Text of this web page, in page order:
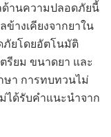
ด้านความปลอดภัยนี้
างเคียงจากยาใน
ยโดยอัตโนมัติ
รียม ขนาดยา และ
า การทบทวนไม่
ได้รับคำแนะนำจาก